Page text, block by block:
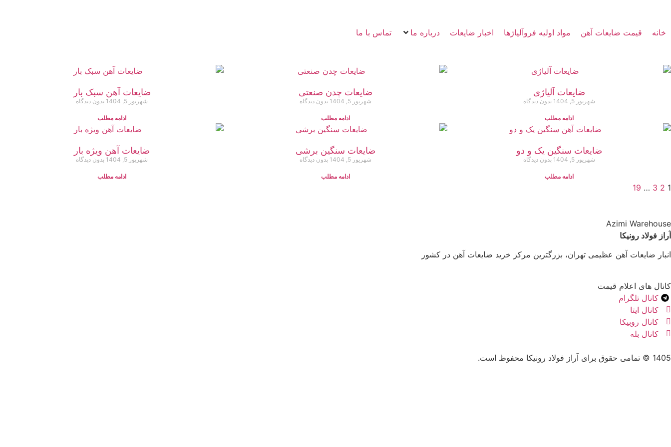
خانه قیمت ضایعات آهن مواد اولیه فروآلیاژها اخبار ضایعات درباره ما تماس با ما
ضایعات آلیاژی
شهریور 5, 1404 بدون دیدگاه
ادامه مطلب
ضایعات چدن صنعتی
شهریور 5, 1404 بدون دیدگاه
ادامه مطلب
ضایعات آهن سبک بار
شهریور 5, 1404 بدون دیدگاه
ادامه مطلب
ضایعات سنگین یک و دو
شهریور 5, 1404 بدون دیدگاه
ادامه مطلب
ضایعات سنگین برشی
شهریور 5, 1404 بدون دیدگاه
ادامه مطلب
ضایعات آهن ویژه بار
شهریور 5, 1404 بدون دیدگاه
ادامه مطلب
1
2
3
…
19
Azimi Warehouse
آراز فولاد رونیکا
انبار ضایعات آهن عظیمی تهران، بزرگترین مرکز خرید ضایعات آهن در کشور
کانال های اعلام قیمت
کانال تلگرام
کانال ایتا
کانال روبیکا
کانال بله
1405 © تمامی حقوق برای آراز فولاد رونیکا محفوظ است.